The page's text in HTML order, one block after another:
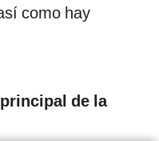
como hay
de la